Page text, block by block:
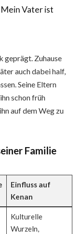
Vater ist
geprägt. Zuhause
auch dabei half,
Seine Eltern
schon früh
auf dem Weg zu
Familie
Einfluss auf
Kenan
Kulturelle
Wurzeln,